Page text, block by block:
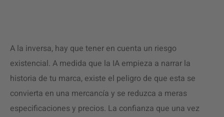
A la inversa, hay que tener en cuenta un riesgo
existencial. A medida que la IA empieza a narrar la
historia de tu marca, existe el peligro de que esta se
convierta en una mercancía y se reduzca a meras
especificaciones y precios. La confianza que una vez